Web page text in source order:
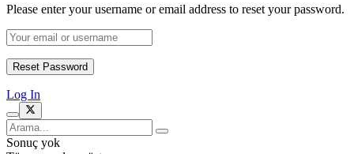
Please enter your username or email address to reset your password.
Log In
Sonuç yok